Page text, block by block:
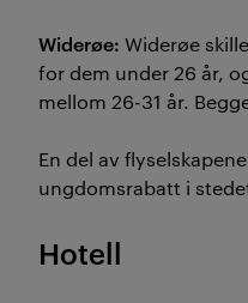
Widerøe: Widerøe
for dem under 26 år,
mellom 26-31 år.
En del av
ungdomsrabatt i
Hotell